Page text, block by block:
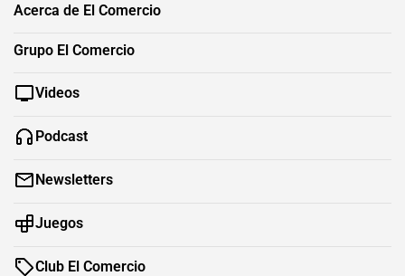
Acerca de El Comercio
Grupo El Comercio
Videos
Podcast
Newsletters
Juegos
Club El Comercio